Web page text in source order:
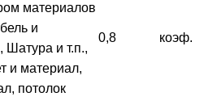
материалов
и
Шатура и т.п.,
и материал,
потолок
0,8 коэф.